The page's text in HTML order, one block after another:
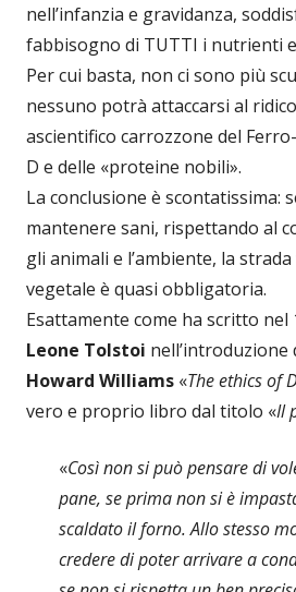
nell’infanzia e gravidanza,
fabbisogno di TUTTI i nutrienti
Per cui basta, non ci sono più
nessuno potrà attaccarsi al
ascientifico carrozzone del
D e delle «proteine nobili».
La conclusione è scontatissima:
mantenere sani, rispettando al
gli animali e l’ambiente, la
vegetale è quasi obbligatoria.
Esattamente come ha scritto nel
Leone Tolstoi nell’introduzione
Howard Williams «The ethics of
vero e proprio libro dal titolo «Il
«Così non si può pensare di
pane, se prima non si è
scaldato il forno. Allo stesso
credere di poter arrivare a